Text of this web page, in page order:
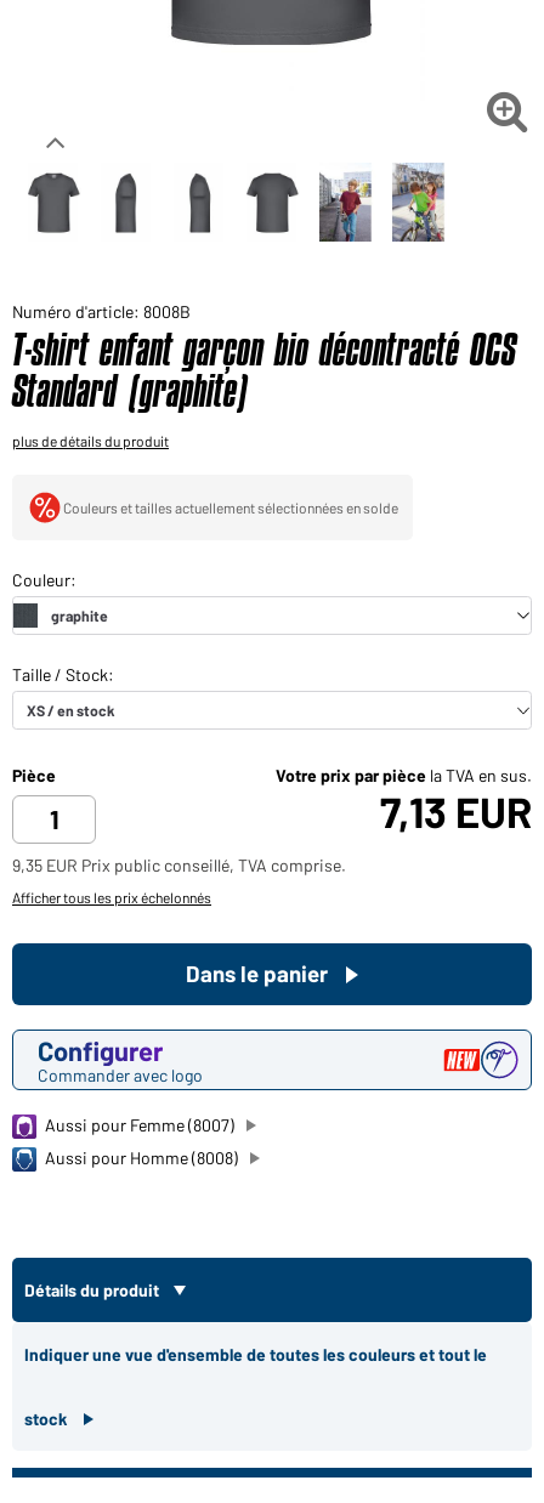
Voudriez-vous acheter des produits pour votre besoin

Numéro d'article: 8008B
T-shirt enfant garçon bio décontracté OCS
Standard (graphite)
plus de détails du produit
Couleurs et tailles actuellement sélectionnées en solde
Pièce Votre prix par pièce la TVA en sus.
7,13 EUR
9,35 EUR Prix public conseillé, TVA comprise.
Afficher tous les prix échelonnés
Configurer
Commander avec logo
Dans le panier
Aussi pour Femme (8007)
Aussi pour Homme (8008)
Détails du produit
Indiquer une vue d'ensemble de toutes les couleurs et tout le
stock